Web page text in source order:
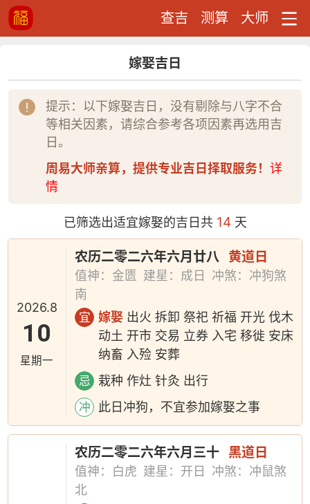
查吉 测算 大师
嫁娶吉日
提示：以下嫁娶吉日，没有剔除与八字不合
等相关因素，请综合参考各项因素再选用吉
日。
周易大师亲算，提供专业吉日择取服务！ 详
情
已筛选出适宜嫁娶的吉日共14 天
2026.8
10
星期一
农历二零二六年六月廿八 黄道日
值神：金匮 建星：成日
冲煞：冲狗煞
南
宜 嫁娶 出火 拆卸 祭祀 祈福 开光 伐木
动土 开市 交易 立券 入宅 移徙 安床
纳畜 入殓 安葬
忌 栽种 作灶 针灸 出行
冲 此日冲狗，不宜参加嫁娶之事
农历二零二六年六月三十 黑道日
值神：白虎 建星：开日
冲煞：冲鼠煞
北